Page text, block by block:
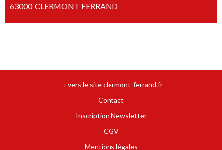
63000 CLERMONT FERRAND
→ vers le site clermont-ferrand.fr
Contact
Inscription Newsletter
CGV
Mentions légales